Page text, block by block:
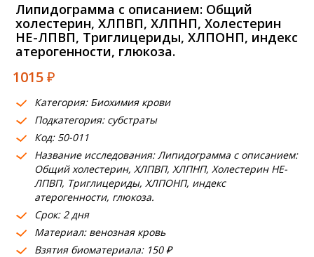
Врачи
Получить результат
Пациентам
О компании
Где сдать
Партнерам
Липидограмма с описанием: Общий
холестерин, ХЛПВП, ХЛПНП, Холестерин
НЕ-ЛПВП, Триглицериды, ХЛПОНП, индекс
атерогенности, глюкоза.
1015₽
Категория: Биохимия крови
Подкатегория: субстраты
Код: 50-011
Название исследования: Липидограмма с описанием:
Общий холестерин, ХЛПВП, ХЛПНП, Холестерин НЕ-
ЛПВП, Триглицериды, ХЛПОНП, индекс
атерогенности, глюкоза.
Срок: 2 дня
Материал: венозная кровь
Взятия биоматериала: 150 ₽